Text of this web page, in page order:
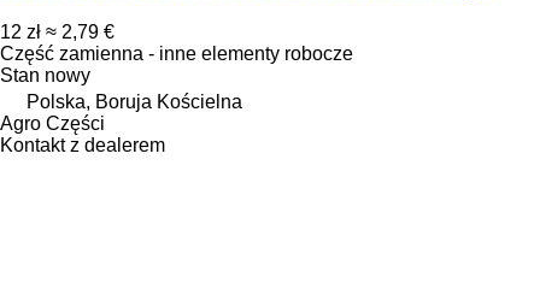
12 zł ≈ 2,79 €
Część zamienna - inne elementy robocze
Stan nowy
Polska, Boruja Kościelna
Agro Części
Kontakt z dealerem